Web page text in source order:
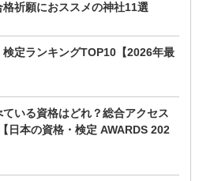
祈願におススメの神社11選
定ランキングTOP10【2026年最
いる資格はどれ？総合アクセス
日本の資格・検定 AWARDS 202